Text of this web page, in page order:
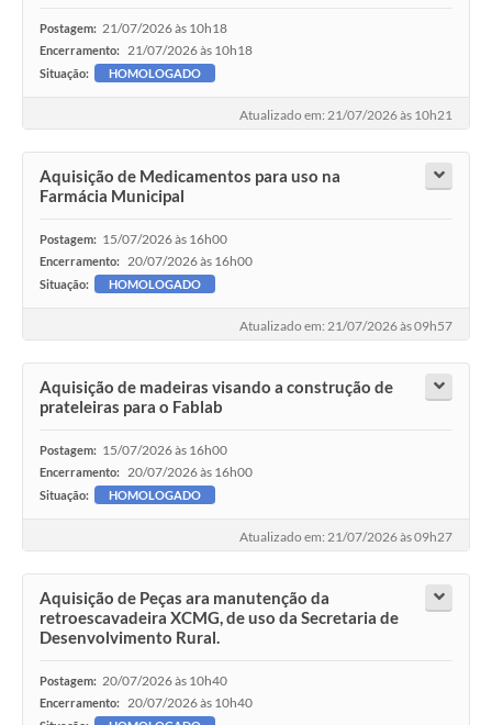
Postagem: 21/07/2026 às 10h18
Encerramento: 21/07/2026 às 10h18
Situação: HOMOLOGADO
Atualizado em: 21/07/2026 às 10h21
Aquisição de Medicamentos para uso na
Farmácia Municipal
Postagem: 15/07/2026 às 16h00
Encerramento: 20/07/2026 às 16h00
Situação: HOMOLOGADO
Atualizado em: 21/07/2026 às 09h57
Aquisição de madeiras visando a construção de
prateleiras para o Fablab
Postagem: 15/07/2026 às 16h00
Encerramento: 20/07/2026 às 16h00
Situação: HOMOLOGADO
Atualizado em: 21/07/2026 às 09h27
Aquisição de Peças ara manutenção da
retroescavadeira XCMG, de uso da Secretaria de
Desenvolvimento Rural.
Postagem: 20/07/2026 às 10h40
Encerramento: 20/07/2026 às 10h40